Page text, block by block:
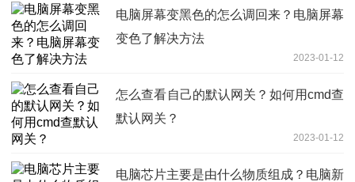
电脑屏幕变黑色的怎么调回来？电脑屏幕
变色了解决方法
2023-01-12
怎么查看自己的默认网关？如何用cmd查
默认网关？
2023-01-12
电脑芯片主要是由什么物质组成？电脑新